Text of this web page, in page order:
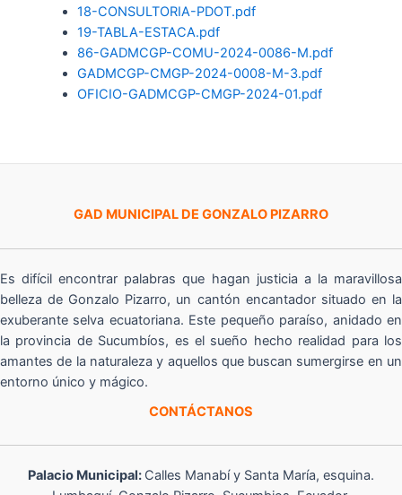
18-CONSULTORIA-PDOT.pdf
19-TABLA-ESTACA.pdf
86-GADMCGP-COMU-2024-0086-M.pdf
GADMCGP-CMGP-2024-0008-M-3.pdf
OFICIO-GADMCGP-CMGP-2024-01.pdf
GAD MUNICIPAL DE GONZALO PIZARRO
Es difícil encontrar palabras que hagan justicia a la maravillosa
belleza de Gonzalo Pizarro, un cantón encantador situado en la
exuberante selva ecuatoriana. Este pequeño paraíso, anidado en
la provincia de Sucumbíos, es el sueño hecho realidad para los
amantes de la naturaleza y aquellos que buscan sumergirse en un
entorno único y mágico.
CONTÁCTANOS
Palacio Municipal: Calles Manabí y Santa María, esquina.